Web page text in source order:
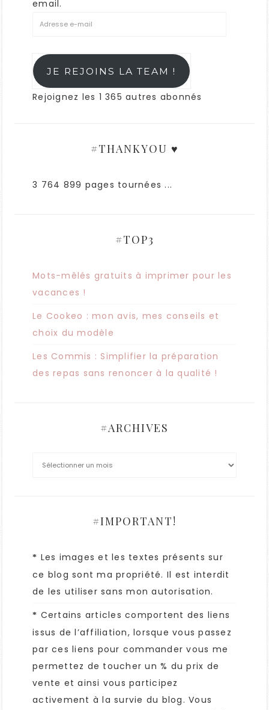
email.
JE REJOINS LA TEAM !
Rejoignez les 1 365 autres abonnés
#THANKYOU ♥
3 764 899 pages tournées ...
#TOP3
Mots-mêlés gratuits à imprimer pour les
vacances !
Le Cookeo : mon avis, mes conseils et
choix du modèle
Les Commis : Simplifier la préparation
des repas sans renoncer à la qualité !
#ARCHIVES
#IMPORTANT!
* Les images et les textes présents sur
ce blog sont ma propriété. Il est interdit
de les utiliser sans mon autorisation.
* Certains articles comportent des liens
issus de l’affiliation, lorsque vous passez
par ces liens pour commander vous me
permettez de toucher un % du prix de
vente et ainsi vous participez
activement à la survie du blog. Vous